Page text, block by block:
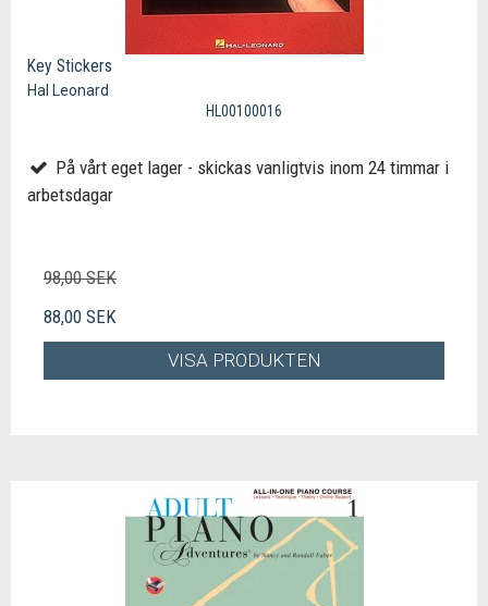
Key Stickers
Hal Leonard
HL00100016
På vårt eget lager - skickas vanligtvis inom 24 timmar i
arbetsdagar
98,00 SEK
88,00 SEK
VISA PRODUKTEN